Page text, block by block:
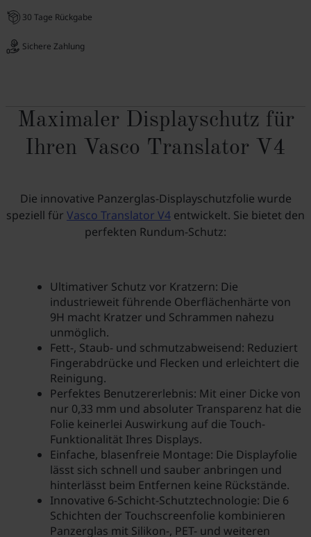
30 Tage Rückgabe
Sichere Zahlung
Maximaler Displayschutz für
Ihren Vasco Translator V4
Die innovative Panzerglas-Displayschutzfolie wurde
speziell für Vasco Translator V4 entwickelt. Sie bietet den
perfekten Rundum-Schutz:
Ultimativer Schutz vor Kratzern: Die
industrieweit führende Oberflächenhärte von
9H macht Kratzer und Schrammen nahezu
unmöglich.
Fett-, Staub- und schmutzabweisend: Reduziert
Fingerabdrücke und Flecken und erleichtert die
Reinigung.
Perfektes Benutzererlebnis: Mit einer Dicke von
nur 0,33 mm und absoluter Transparenz hat die
Folie keinerlei Auswirkung auf die Touch-
Funktionalität Ihres Displays.
Einfache, blasenfreie Montage: Die Displayfolie
lässt sich schnell und sauber anbringen und
hinterlässt beim Entfernen keine Rückstände.
Innovative 6-Schicht-Schutztechnologie: Die 6
Schichten der Touchscreenfolie kombinieren
Panzerglas mit Silikon-, PET- und weiteren